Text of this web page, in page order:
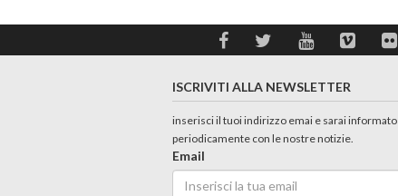
ISCRIVITI ALLA NEWSLETTER
inserisci il tuoi indirizzo emai e sarai informato
periodicamente con le nostre notizie.
Email